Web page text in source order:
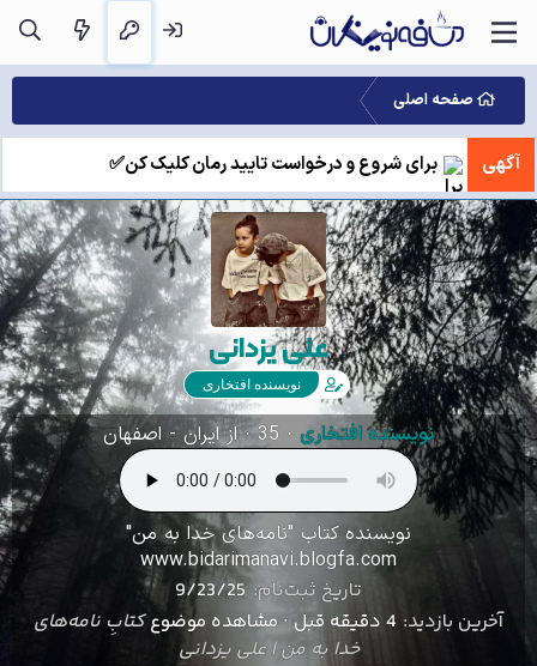
صفحه اصلی
آگهی برای شروع و درخواست تایید رمان کلیک کن✅
علی یزدانی
نویسنده افتخاری
نویسنده افتخاری ·
·ازایران - اصفهان
نویسنده کتاب "نامه‌های خدا به من"
www.bidarimanavi.blogfa.com
تاریخ ثبت‌نام 9/23/25
آخرین بازدید 4 دقیقه قبل ·مشاهده موضوعکتابِ نامه‌های
خدا به من | علی یزدانی